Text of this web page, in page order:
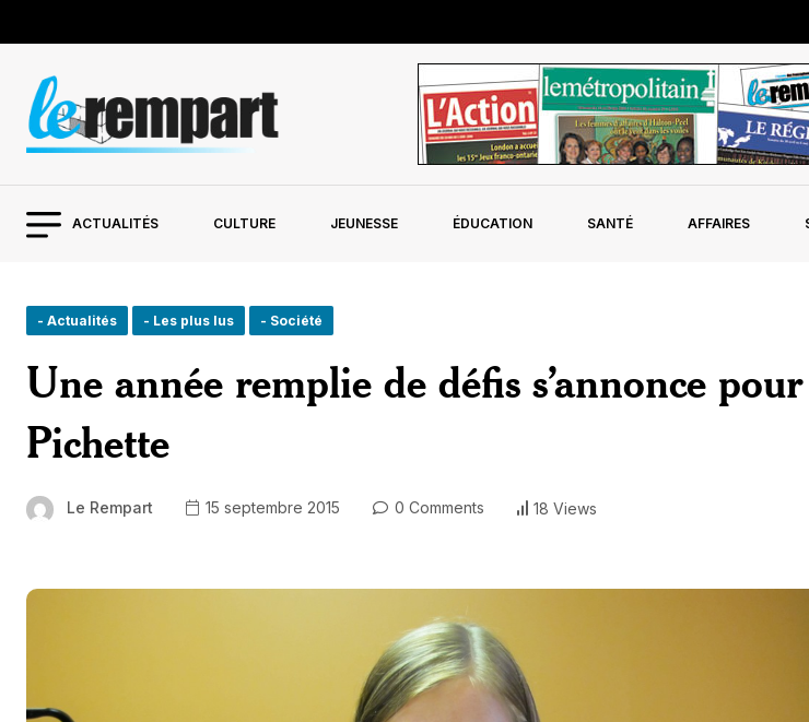
ACTUALITÉS CULTURE JEUNESSE ÉDUCATION SANTÉ AFFAIRES
- Actualités - Les plus lus - Société
Une année remplie de défis s’annonce
Pichette
Le Rempart 15 septembre 2015 0 Comments 18 Views